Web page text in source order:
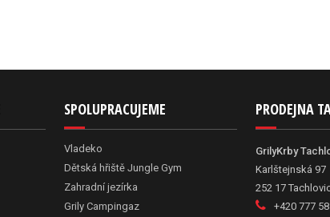
SPOLUPRACUJEME
Vladeko
Dětská hřiště Jungle Gym
Zahradní jezírka
Grily Campingaz
PRODEJNA
GrilyKrby
Karlštejnská 97
252 17
+420 777